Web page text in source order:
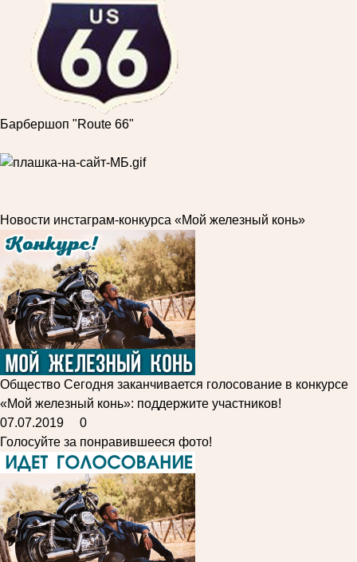
Барбершоп "Route 66"
Новости инстаграм-конкурса «Мой железный конь»
Общество Сегодня заканчивается голосование в конкурсе
«Мой железный конь»: поддержите участников!
07.07.2019
0
Голосуйте за понравившееся фото!